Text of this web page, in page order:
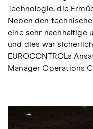
Technologie, die
Neben den
eine sehr nachhaltige
und dies war
EUROCONTROLs
Manager Operations